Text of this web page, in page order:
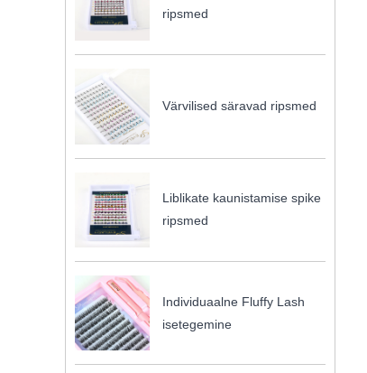
ripsmed
Värvilised säravad ripsmed
Liblikate kaunistamise spike
ripsmed
Individuaalne Fluffy Lash
isetegemine